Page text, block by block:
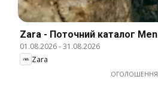
Zara - Поточний каталог Men
01.08.2026-31.08.2026
Zara
ОГОЛОШЕННЯ